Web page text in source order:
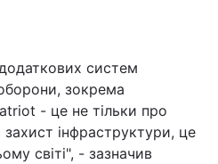
систем
зокрема
- це не тільки про
інфраструктури, це
світі", - зазначив